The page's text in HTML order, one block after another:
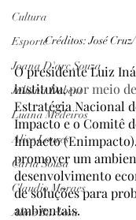
Cultura
Esporte
Joana D'arc Souza
Juliana Debent
Luana Medeiros
Alice Loures
Carla Sousa
Claudio Moraes
Aline Barbosa
Créditos: José
O presidente Luiz
instituiu, por meio
Estratégia Nacional
Impacto e o Comitê
Impacto
promover um
desenvolvimento
de soluções para
ambientais.